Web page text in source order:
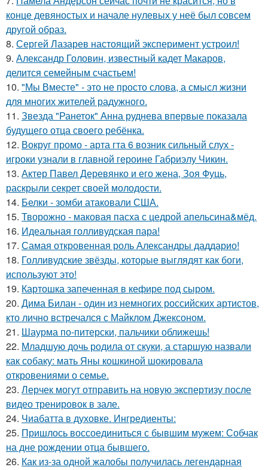
конце девяностых и начале нулевых у неё был совсем
другой образ.
8. Сергей Лазарев настоящий эксперимент устроил!
9. Александр Головин, известный кадет Макаров,
делится семейным счастьем!
10. "Мы Вместе" - это не просто слова, а смысл жизни
для многих жителей радужного.
11. Звезда "Ранеток" Анна руднева впервые показала
будущего отца своего ребёнка.
12. Вокруг промо - арта гта 6 возник сильный слух -
игроки узнали в главной героине Габриэлу Чикин.
13. Актер Павел Деревянко и его жена, Зоя Фуць,
раскрыли секрет своей молодости.
14. Белки - зомби атаковали США.
15. Творожно - маковая пасха с цедрой апельсина&мёд.
16. Идеальная голливудская пара!
17. Самая откровенная роль Александры даддарио!
18. Голливудские звёзды, которые выглядят как боги,
используют это!
19. Картошка запеченная в кефире под сыром.
20. Дима Билан - один из немногих российских артистов,
кто лично встречался с Майклом Джексоном.
21. Шаурма по-питерски, пальчики оближешь!
22. Младшую дочь родила от скуки, а старшую назвали
как собаку: мать Яны кошкиной шокировала
откровениями о семье.
23. Лерчек могут отправить на новую экспертизу после
видео тренировок в зале.
24. Чиабатта в духовке. Ингредиенты:
25. Пришлось воссоединиться с бывшим мужем: Собчак
на дне рождении отца бывшего.
26. Как из-за одной жалобы получилась легендарная